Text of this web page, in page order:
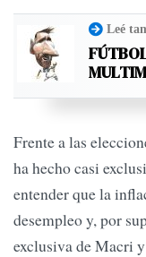
Leé
Frente a las
ha hecho casi
entender que la
desempleo y, por
exclusiva de Macri